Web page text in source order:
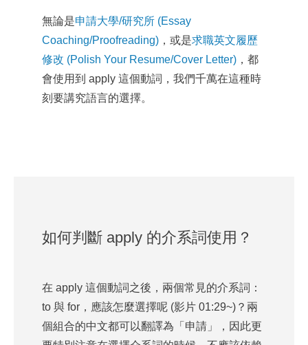
無論是申請大學/研究所 (Essay
Coaching/Proofreading)，或是求職英文履歷
修改 (Polish Your Resume/Cover Letter)，都
會使用到 apply 這個動詞，我們千萬在這種時
刻要講究語言的選擇。
如何判斷 apply 的介系詞使用？
在 apply 這個動詞之後，兩個常見的介系詞：
to 與 for，應該怎麼選擇呢 (影片 01:29~)？兩
個組合的中文都可以翻譯為「申請」，因此更